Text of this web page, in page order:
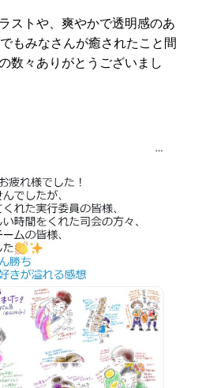
ストや、爽やかで透明感のあ
もみなさんが癒されたこと間
数々ありがとうございまし